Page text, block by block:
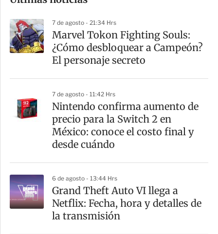
a
r
t
7 de agosto - 21:34 Hrs
Marvel Tokon Fighting Souls:
¿Cómo desbloquear a Campeón?
El personaje secreto
7 de agosto - 11:42 Hrs
Nintendo confirma aumento de
precio para la Switch 2 en
México: conoce el costo final y
desde cuándo
6 de agosto - 13:44 Hrs
Grand Theft Auto VI llega a
Netflix: Fecha, hora y detalles de
la transmisión